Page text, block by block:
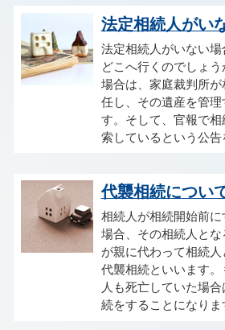
法定相続人がい
法定相続人がいない
どこへ行くのでしょ
場合は、家庭裁判所
任し、その遺産を管理
す。そして、官報で
索しているという公
代襲相続につい
相続人が相続開始前
場合、その相続人と
が親に代わって相続
代襲相続といいます
人も死亡していた場
続をすることになり